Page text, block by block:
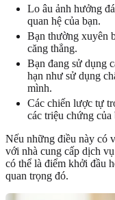
Lo âu ảnh hưởng
quan hệ của bạn.
Bạn thường xuyên
căng thẳng.
Bạn đang sử dụng
hạn như sử dụng
mình.
Các chiến lược tự
các triệu chứng của
Nếu những điều này có
với nhà cung cấp dịch
có thể là điểm khởi đầu
quan trọng đó.